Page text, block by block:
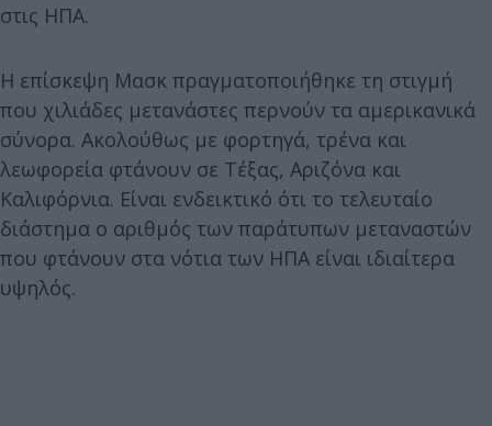
στις ΗΠΑ.
Η επίσκεψη Μασκ πραγματοποιήθηκε τη στιγμή
που χιλιάδες μετανάστες περνούν τα αμερικανικά
σύνορα. Ακολούθως με φορτηγά, τρένα και
λεωφορεία φτάνουν σε Τέξας, Αριζόνα και
Καλιφόρνια. Είναι ενδεικτικό ότι το τελευταίο
διάστημα ο αριθμός των παράτυπων μεταναστών
που φτάνουν στα νότια των ΗΠΑ είναι ιδιαίτερα
υψηλός.